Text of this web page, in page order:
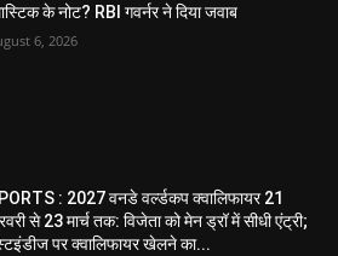
के नोट? RBI गवर्नर ने दिया जवाब
6, 2026
: 2027 वनडे वर्ल्डकप क्वालिफायर 21
से 23 मार्च तक: विजेता को मेन ड्रॉ में सीधी एंट्री;
पर क्वालिफायर खेलने का...